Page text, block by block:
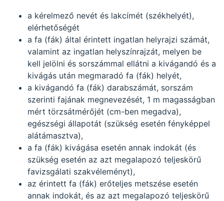
a kérelmező nevét és lakcímét (székhelyét),
elérhetőségét
a fa (fák) által érintett ingatlan helyrajzi számát,
valamint az ingatlan helyszínrajzát, melyen be
kell jelölni és sorszámmal ellátni a kivágandó és a
kivágás után megmaradó fa (fák) helyét,
a kivágandó fa (fák) darabszámát, sorszám
szerinti fajának megnevezését, 1 m magasságban
mért törzsátmérőjét (cm-ben megadva),
egészségi állapotát (szükség esetén fényképpel
alátámasztva),
a fa (fák) kivágása esetén annak indokát (és
szükség esetén az azt megalapozó teljeskörű
favizsgálati szakvéleményt),
az érintett fa (fák) erőteljes metszése esetén
annak indokát, és az azt megalapozó teljeskörű